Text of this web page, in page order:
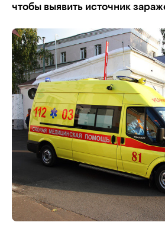
чтобы выявить источник